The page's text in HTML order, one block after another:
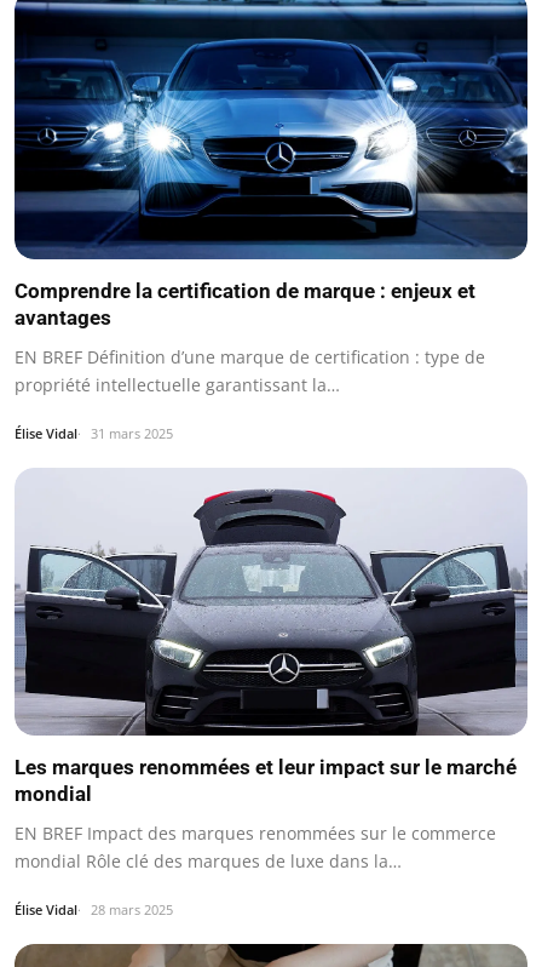
Comprendre la certification de marque : enjeux et
avantages
EN BREF Définition d’une marque de certification : type de
propriété intellectuelle garantissant la…
Élise Vidal 31 mars 2025
Les marques renommées et leur impact sur le marché
mondial
EN BREF Impact des marques renommées sur le commerce
mondial Rôle clé des marques de luxe dans la…
Élise Vidal 28 mars 2025